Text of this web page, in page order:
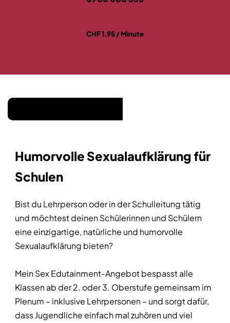
CHF 1.95 / Minute
Humorvolle Sexualaufklärung für
Schulen
Bist du Lehrperson oder in der Schulleitung tätig
und möchtest deinen Schülerinnen und Schülern
eine einzigartige, natürliche und humorvolle
Sexualaufklärung bieten?
Mein Sex Edutainment-Angebot bespasst alle
Klassen ab der 2. oder 3. Oberstufe gemeinsam im
Plenum – inklusive Lehrpersonen – und sorgt dafür,
dass Jugendliche einfach mal zuhören und viel